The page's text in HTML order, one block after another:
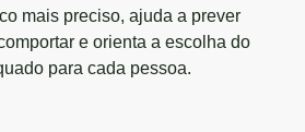
mais preciso, ajuda a prever
e orienta a escolha do
para cada pessoa.